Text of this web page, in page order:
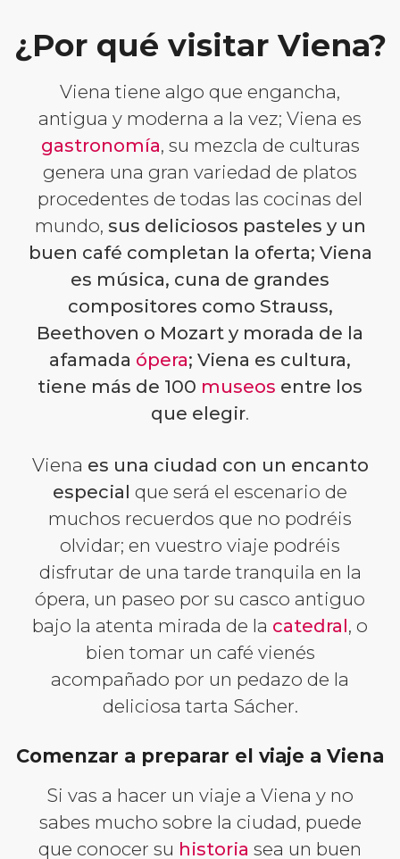
¿Por qué visitar Viena?
Viena tiene algo que engancha,
antigua y moderna a la vez; Viena es
gastronomía, su mezcla de culturas
genera una gran variedad de platos
procedentes de todas las cocinas del
mundo, sus deliciosos pasteles y un
buen café completan la oferta; Viena
es música, cuna de grandes
compositores como Strauss,
Beethoven o Mozart y morada de la
afamada ópera; Viena es cultura,
tiene más de 100 museos entre los
que elegir.
Viena es una ciudad con un encanto
especial que será el escenario de
muchos recuerdos que no podréis
olvidar; en vuestro viaje podréis
disfrutar de una tarde tranquila en la
ópera, un paseo por su casco antiguo
bajo la atenta mirada de la catedral, o
bien tomar un café vienés
acompañado por un pedazo de la
deliciosa tarta Sácher.
Comenzar a preparar el viaje a Viena
Si vas a hacer un viaje a Viena y no
sabes mucho sobre la ciudad, puede
que conocer su historia sea un buen